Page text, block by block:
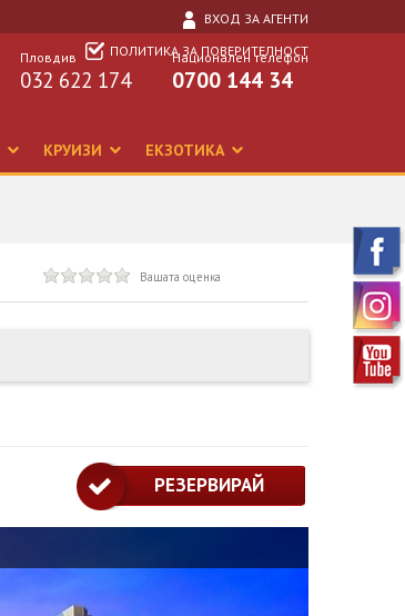
ВХОД ЗА АГЕНТИ
ПОЛИТИКА ЗА ПОВЕРИТЕЛНОСТ
Национален телефон
0700 144 34
Пловдив
032 622 174
КРУИЗИ ЕКЗОТИКА
Вашата оценка
РЕЗЕРВИРАЙ